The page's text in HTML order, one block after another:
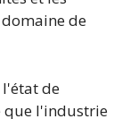
de
de
que l'industrie